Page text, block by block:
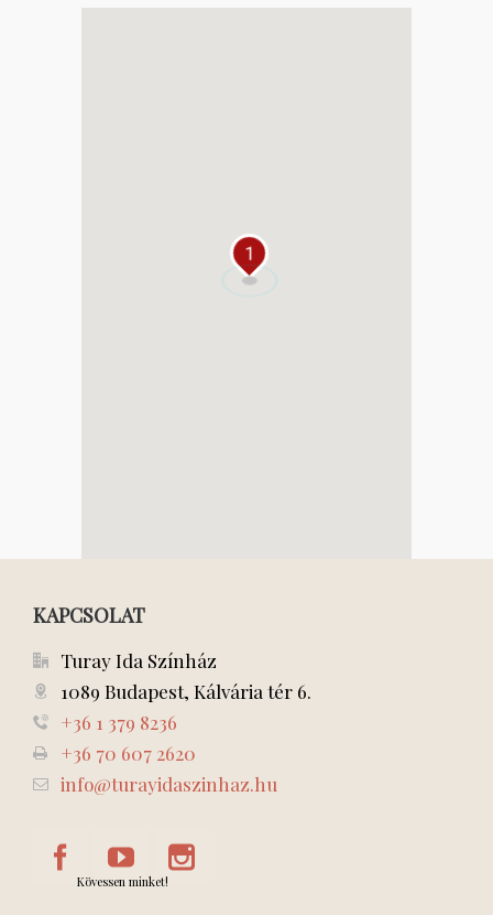
1
KAPCSOLAT
Turay Ida Színház
1089 Budapest, Kálvária tér 6.
+36 1 379 8236
+36 70 607 2620
info@turayidaszinhaz.hu
Kövessen minket!